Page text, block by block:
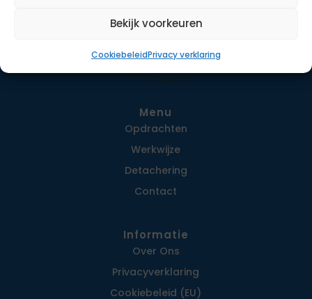
Bekijk voorkeuren
CookiebeleidPrivacy verklaring
Menu
Opdrachten
Werkwijze
Detachering
Contact
Informatie
Over Ons
Privacy­verklaring
Cookiebeleid (EU)